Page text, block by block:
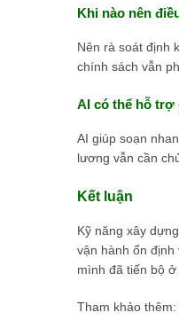
Khi nào nên
Nên rà soát định
chính sách vẫn
AI có thể hỗ
AI giúp soạn
lương vẫn cần
Kết luận
Kỹ năng xây
vận hành ổn
mình đã tiến bộ ở
Tham khảo thêm: